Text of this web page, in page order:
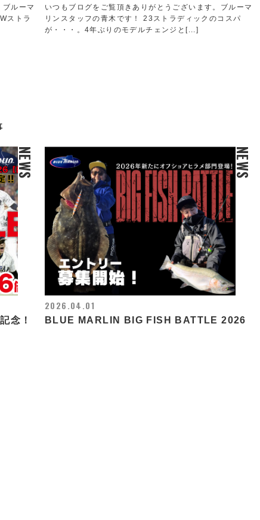
ルーマ
ストラ
いつもブログをご覧頂きありがとうございます。ブルーマ
リンスタッフの青木です！ 23ストラディックのコスパ
が・・・。4年ぶりのモデルチェンジと[...]
NEWS
念！
NEWS
2026.04.01
BLUE MARLIN BIG FISH BATTLE 2026